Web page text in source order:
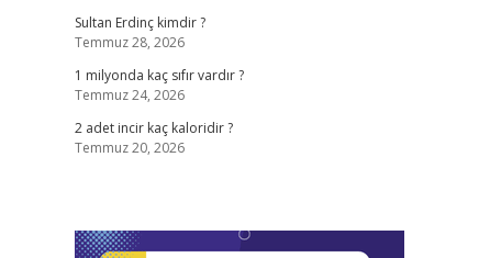
Sultan Erdinç kimdir ?
Temmuz 28, 2026
1 milyonda kaç sıfır vardır ?
Temmuz 24, 2026
2 adet incir kaç kaloridir ?
Temmuz 20, 2026